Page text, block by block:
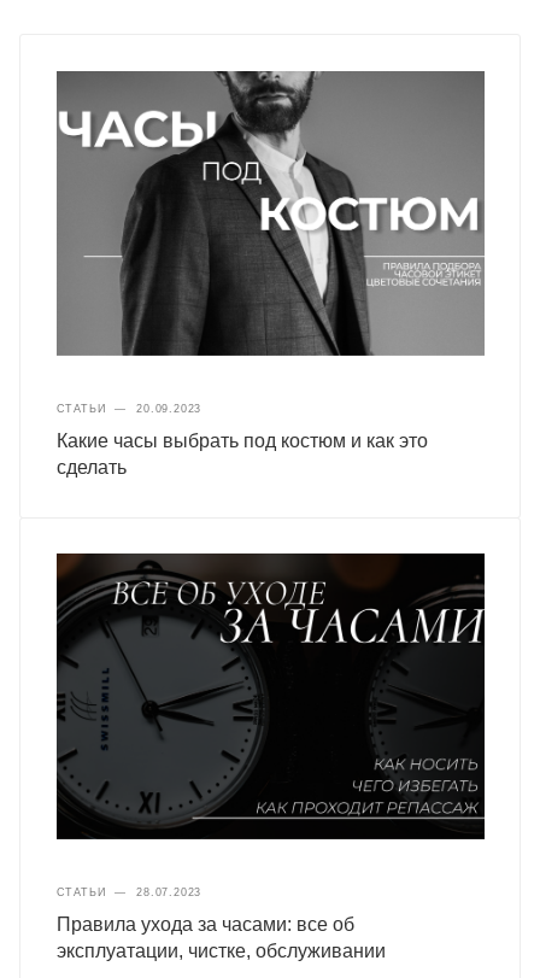
СТАТЬИ — 20.09.2023
Какие часы выбрать под костюм и как это
сделать
СТАТЬИ — 28.07.2023
Правила ухода за часами: все об
эксплуатации, чистке, обслуживании